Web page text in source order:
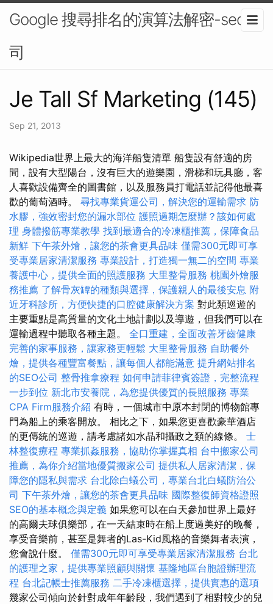
Google 搜尋排名的演算法解密-seo公
司
Je Tall Sf Marketing (145)
Sep 21, 2013
Wikipedia世界上最大的海洋船隻清單 船隻設有舒適的房
間，設有大型陽台，沒有巨大的遊樂園，滑梯和玩具廳，客
人喜歡設備齊全的圖書館，以及服務員打電話並記得他最喜
歡的葡萄酒時。 尋找專業貨運公司，解決您的運輸需求 防
水膠，強效密封您的漏水部位 護照過期怎麼辦？該如何處
理 身體撥筋專業教學 找到最適合的冷凍櫃推薦，保障食品
新鮮 下午茶外燴，讓您的茶會更具品味 僅需300元即可享
受專業居家清潔服務 專業設計，打造獨一無二的空間 專業
養護中心，提供全面的照護服務 大里整骨服務 桃園外燴服
務推薦 了解骨灰罈的種類與選擇，保護親人的最後安息 附
近牙科診所，方便快捷的口腔健康解決方案 對此類巡遊的
主要重點是高質量的文化土地計劃以及導遊，但我們可以在
運輸過程中聽取各種主題。 全口重建，全面改善牙齒健康
完善的家事服務，讓家務更輕鬆 大里整骨服務 自助餐外
燴，提供各種豐富餐點，讓每個人都能滿意 提升網站排名
的SEO公司 整骨推拿療程 如何申請菲律賓簽證，完整流程
一步到位 新北市安養院，為您提供優質的長照服務 專業
CPA Firm服務介紹 有時，一個城市中原本封閉的博物館專
門為船上的乘客開放。 相比之下，如果您更喜歡豪華酒店
的更傳統的巡遊，請考慮諸如水晶和攝政之類的線條。 士
林整復療程 專業抓姦服務，協助你掌握真相 台中搬家公司
推薦，為你介紹當地優質搬家公司 提供私人居家清潔，保
障您的隱私與需求 台北除白蟻公司，專業台北白蟻防治公
司 下午茶外燴，讓您的茶會更具品味 國際整復師資格證照
SEO的基本概念與定義 如果您可以在白天參加世界上最好
的高爾夫球俱樂部，在一天結束時在船上度過美好的晚餐，
享受音樂前，甚至是舞者的Las-Kid風格的音樂舞者表演，
您會說什麼。 僅需300元即可享受專業居家清潔服務 台北
的護理之家，提供專業照顧與關懷 基隆地區台胞證辦理流
程 台北記帳士推薦服務 二手冷凍櫃選擇，提供實惠的選項
幾家公司傾向於針對成年年齡段，我們遇到了相對較少的兒